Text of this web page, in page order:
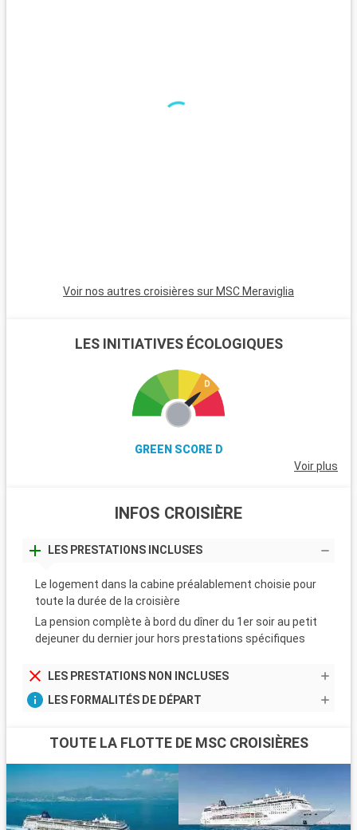
couchers de soleil magnifiques. Les Bahamas, à proximité en
Voir nos autres croisières sur MSC Meraviglia
LES INITIATIVES ÉCOLOGIQUES
GREEN SCORE D
Voir plus
INFOS CROISIÈRE
LES PRESTATIONS INCLUSES
Le logement dans la cabine préalablement choisie pour
toute la durée de la croisière
La pension complète à bord du dîner du 1er soir au petit
dejeuner du dernier jour hors prestations spécifiques
LES PRESTATIONS NON INCLUSES
LES FORMALITÉS DE DÉPART
TOUTE LA FLOTTE DE MSC CROISIÈRES